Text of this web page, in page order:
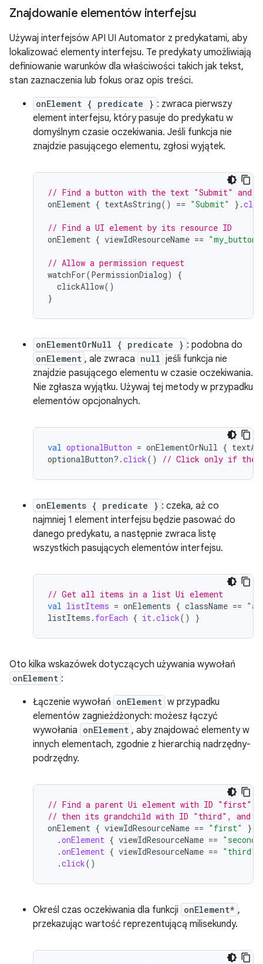
Znajdowanie elementów interfejsu
Używaj interfejsów API UI Automator z predykatami, aby
lokalizować elementy interfejsu. Te predykaty umożliwiają
definiowanie warunków dla właściwości takich jak tekst,
stan zaznaczenia lub fokus oraz opis treści.
onElement { predicate } : zwraca pierwszy
element interfejsu, który pasuje do predykatu w
domyślnym czasie oczekiwania. Jeśli funkcja nie
znajdzie pasującego elementu, zgłosi wyjątek.
// Find a button with the text "Submit" and
onElement { textAsString() == "Submit" }.
// Find a UI element by its resource ID
onElement { viewIdResourceName ==
// Allow a permission request
watchFor(PermissionDialog)
{
clickAllow()
}
onElementOrNull { predicate } : podobna do
onElement , ale zwraca null jeśli funkcja nie
znajdzie pasującego elementu w czasie oczekiwania.
Nie zgłasza wyjątku. Używaj tej metody w przypadku
elementów opcjonalnych.
val optionalButton = onElementOrNull {
optionalButton?.click() // Click only if the
onElements { predicate } : czeka, aż co
najmniej 1 element interfejsu będzie pasować do
danego predykatu, a następnie zwraca listę
wszystkich pasujących elementów interfejsu.
// Get all items in a list Ui element
val listItems = onElements { className ==
listItems . forEach { it.click() }
Oto kilka wskazówek dotyczących używania wywołań
onElement :
Łączenie wywołań onElement w przypadku
elementów zagnieżdżonych: możesz łączyć
wywołania onElement , aby znajdować elementy w
innych elementach, zgodnie z hierarchią nadrzędny-
podrzędny.
// Find a parent Ui element with ID "first",
// then its grandchild with ID "third", and
onElement { viewIdResourceName == "first"
}
.onElement { viewIdResourceName == "second"
.onElement { viewIdResourceName == "third"
.click()
Określ czas oczekiwania dla funkcji onElement* ,
przekazując wartość reprezentującą milisekundy.